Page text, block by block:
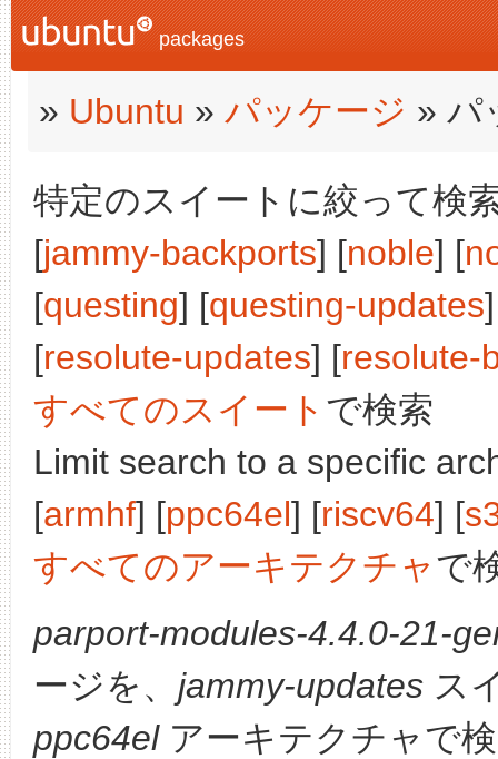
packages
» Ubuntu » パッケージ » パ
特定のスイートに絞って検
[jammy-backports] [noble] [
[questing] [questing-updates
[resolute-updates] [resolute-
すべてのスイート で検索
Limit search to a specific
[armhf] [ppc64el] [riscv64] [
すべてのアーキテクチャで
parport-modules-4.4.0-21-
ージを、 jammy-updates ス
ppc64elアーキテクチャで